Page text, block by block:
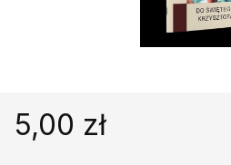
Promocja
5,00 zł